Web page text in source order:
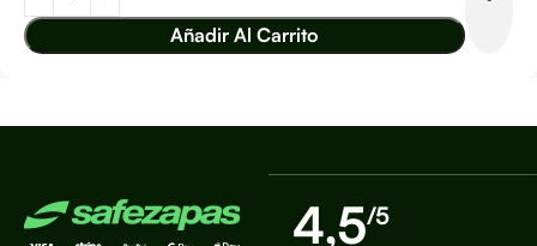
Añadir Al Carrito
4,5/5